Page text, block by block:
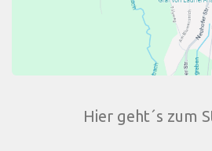
Hier geht´s zum